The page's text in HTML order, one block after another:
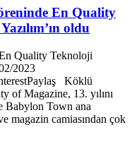
En Quality
oldu
Quality Teknoloji
2023
Köklü
of Magazine, 13. yılını
Babylon Town ana
magazin camiasından çok